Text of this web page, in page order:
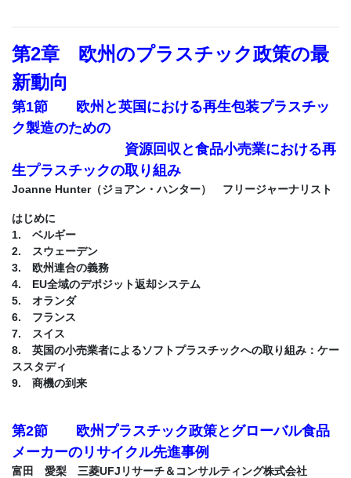
第2章 欧州のプラスチック政策の最
新動向
第1節 欧州と英国における再生包装プラスチッ
ク製造のための
資源回収と食品小売業における再
生プラスチックの取り組み
Joanne Hunter（ジョアン・ハンター） フリージャーナリスト
はじめに
1. ベルギー
2. スウェーデン
3. 欧州連合の義務
4. EU全域のデポジット返却システム
5. オランダ
6. フランス
7. スイス
8. 英国の小売業者によるソフトプラスチックへの取り組み：ケー
ススタディ
9. 商機の到来
第2節 欧州プラスチック政策とグローバル食品
メーカーのリサイクル先進事例
富田 愛梨 三菱UFJリサーチ＆コンサルティング株式会社